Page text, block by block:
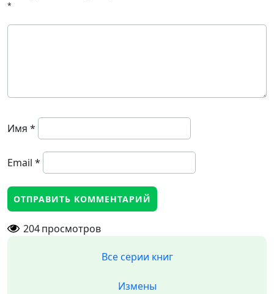
*
Имя *
Email *
204просмотров
Все серии книг
Измены